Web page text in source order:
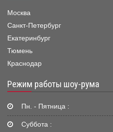
Москва
Санкт-Петербург
Екатеринбург
Тюмень
Краснодар
Режим работы шоу-рума
Пн. - Пятница :
Суббота :